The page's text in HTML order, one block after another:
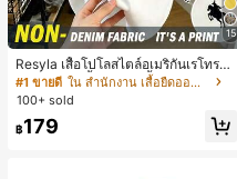
15
Resyla เสื้อโปโลสไตล์อเมริกันเรโทรสำ
หรับผู้หญิง, เสื้อยืดแขนสั้นสำหรับผู้หญิ
ง, ลายม้า, สไตล์ Y2K, เสื้อโปโลแขนสั้น
#1 ขายดี
ใน สำนักงาน เสื้อยืดออฟฟิศ
100+ sold
฿179